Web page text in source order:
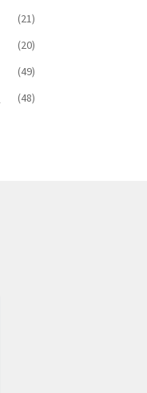
(21)
(20)
(49)
(48)